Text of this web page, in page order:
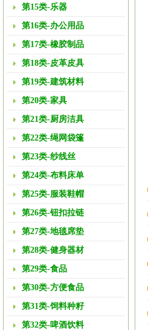
第15类-乐器
第16类-办公用品
第17类-橡胶制品
第18类-皮革皮具
第19类-建筑材料
第20类-家具
第21类-厨房洁具
第22类-绳网袋篷
第23类-纱线丝
第24类-布料床单
第25类-服装鞋帽
第26类-钮扣拉链
第27类-地毯席垫
第28类-健身器材
第29类-食品
第30类-方便食品
第31类-饲料种籽
第32类-啤酒饮料